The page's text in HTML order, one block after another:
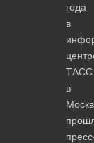
года
в
ТАСС
в